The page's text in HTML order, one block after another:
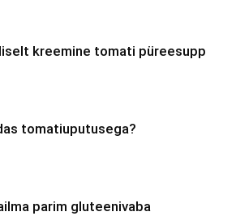
kreemine tomati püreesupp
tomatiuputusega?
parim gluteenivaba